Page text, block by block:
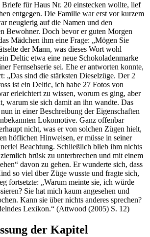
Briefe für Haus Nr. 20 einstecken wollte, lief
entgegen. Die Familie war erst vor kurzem
neugierig auf die Namen und den
Bewohner. Doch bevor er guten Morgen
Mädchen ihm eine Frage: „Mögen Sie
der Mann, was dieses Wort wohl
Deltic etwa eine neue Schokoladenmarke
Fernsehserie sei. Ehe er antworten konnte,
„Das sind die stärksten Dieselzüge. Der 2
ist ein Deltic, ich habe 27 Fotos von
erleichtert zu wissen, worum es ging, aber
warum sie sich damit an ihn wandte. Das
in einer Beschreibung der Eigenschaften
Lokomotive. Ganz offenbar
nicht, was er von solchen Zügen hielt,
höflichen Hinweisen, er müsse in seiner
Beachtung. Schließlich blieb ihm nichts
brüsk zu unterbrechen und mit einem
davon zu gehen. Er wunderte sich, dass
so viel über Züge wusste und fragte sich,
fortsetzte: „Warum meinte sie, ich würde
Sie hat mich kaum angesehen und
Kann sie über nichts anderes sprechen?
Lexikon.“ (Attwood (2005) S. 12)
der Kapitel